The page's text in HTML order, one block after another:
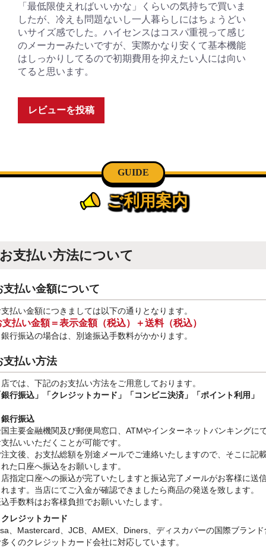
「最低限使えればいいかな」くらいの気持ちで買いま
したが、冷えも問題ないし一人暮らしにはちょうどい
いサイズ感でした。ハイセンスはコスパ重視って感じ
のメーカーみたいですが、実際かなり安くて基本機能
はしっかりしてるので初期費用を抑えたい人には向い
てると思います。
レビューを投稿
GUIDE
ご利用案内
お支払い方法について
支払い金額について
払い金額につきましては以下の通りとなります。
支払い金額＝表示金額（税込）＋送料（税込）
行振込の場合は、別途振込手数料がかかります。
支払い方法
では、下記のお支払い方法をご用意しております。
行振込」
「クレジットカード」「コンビニ決済」「ポイント利用」
行振込
主要金融機関及び郵便局窓口、ATMやインターネットバンキングに
払いいただくことが可能です。
文後、お支払総額を別途メールでご連絡いたしますので、そこに記
た口座へ振込をお願いします。
指定口座への振込が完了いたしますと振込完了メールがお客様に送
ます。当店にてご入金が確認できましたら商品の発送を致します。
手数料はお客様負担でお願いいたします。
レジットカード
、Mastercard、JCB、AMEX、Diners、ディスカバーの国際ブランド
くのクレジットカード会社に対応しています。